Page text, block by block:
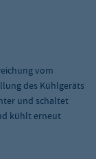
vom
des Kühlgeräts
und schaltet
kühlt erneut